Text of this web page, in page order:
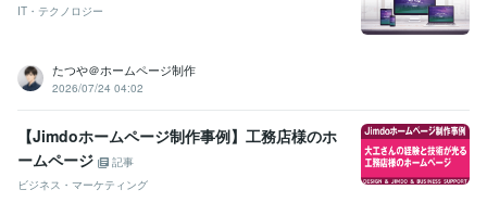
IT・テクノロジー
たつや＠ホームページ制作
2026/07/24 04:02
【Jimdoホームページ制作事例】工務店様のホ
ームページ
記事
ビジネス・マーケティング